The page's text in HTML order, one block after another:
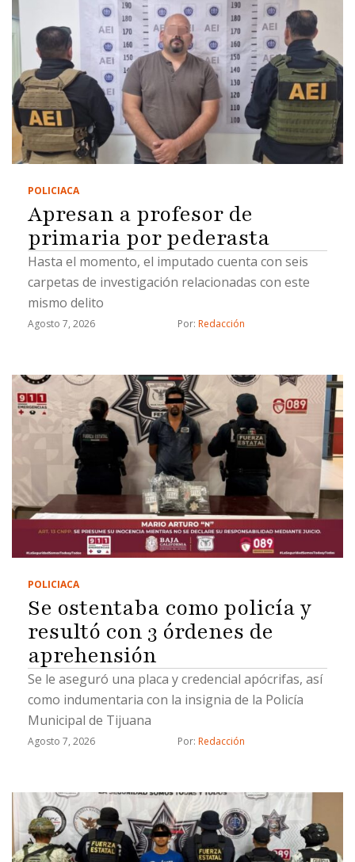
POLICIACA
Apresan a profesor de
primaria por pederasta
Hasta el momento, el imputado cuenta con seis
carpetas de investigación relacionadas con este
mismo delito
Agosto 7, 2026 Por: Redacción
POLICIACA
Se ostentaba como policía y
resultó con 3 órdenes de
aprehensión
Se le aseguró una placa y credencial apócrifas, así
como indumentaria con la insignia de la Policía
Municipal de Tijuana
Agosto 7, 2026 Por: Redacción